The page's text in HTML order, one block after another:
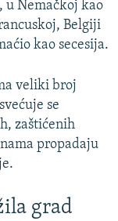
u Nemačkoj kao
Belgiji
kao secesija.
veliki broj
se
zaštićenih
propadaju
grad